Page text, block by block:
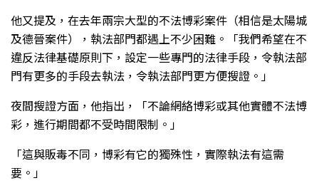
他又提及，在去年兩宗大型的不法博彩案件（相信是太陽城
及德晉案件），執法部門都遇上不少困難。「我們希望在不
違反法律基礎原則下，設定一些專門的法律手段，令執法部
門有更多的手段去執法，令執法部門更方便搜證。」
夜間搜證方面，他指出，「不論網絡博彩或其他實體不法博
彩，進行期間都不受時間限制。」
「這與販毒不同，博彩有它的獨殊性，實際執法有這需
要。」